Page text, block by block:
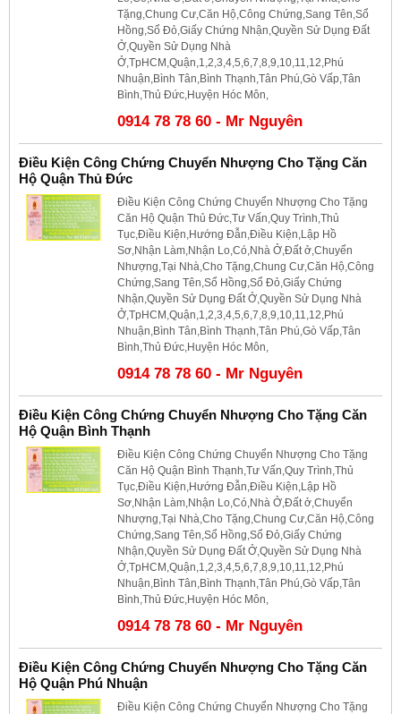
Tặng,Chung Cư,Căn Hộ,Công Chứng,Sang Tên,Sổ
Hồng,Sổ Đỏ,Giấy Chứng Nhận,Quyền Sử Dụng Đất
Ở,Quyền Sử Dụng Nhà
Ở,TpHCM,Quận,1,2,3,4,5,6,7,8,9,10,11,12,Phú
Nhuận,Bình Tân,Bình Thạnh,Tân Phú,Gò Vấp,Tân
Bình,Thủ Đức,Huyện Hóc Môn,
0914 78 78 60 - Mr Nguyên
Điều Kiện Công Chứng Chuyển Nhượng Cho Tặng Căn
Hộ Quận Thủ Đức
Điều Kiện Công Chứng Chuyển Nhượng Cho Tặng
Căn Hộ Quận Thủ Đức,Tư Vấn,Quy Trình,Thủ
Tục,Điều Kiện,Hướng Đẫn,Điều Kiện,Lập Hồ
Sơ,Nhận Làm,Nhận Lo,Có,Nhà Ở,Đất ở,Chuyển
Nhượng,Tại Nhà,Cho Tặng,Chung Cư,Căn Hộ,Công
Chứng,Sang Tên,Sổ Hồng,Sổ Đỏ,Giấy Chứng
Nhận,Quyền Sử Dụng Đất Ở,Quyền Sử Dụng Nhà
Ở,TpHCM,Quận,1,2,3,4,5,6,7,8,9,10,11,12,Phú
Nhuận,Bình Tân,Bình Thạnh,Tân Phú,Gò Vấp,Tân
Bình,Thủ Đức,Huyện Hóc Môn,
0914 78 78 60 - Mr Nguyên
Điều Kiện Công Chứng Chuyển Nhượng Cho Tặng Căn
Hộ Quận Bình Thạnh
Điều Kiện Công Chứng Chuyển Nhượng Cho Tặng
Căn Hộ Quận Bình Thạnh,Tư Vấn,Quy Trình,Thủ
Tục,Điều Kiện,Hướng Đẫn,Điều Kiện,Lập Hồ
Sơ,Nhận Làm,Nhận Lo,Có,Nhà Ở,Đất ở,Chuyển
Nhượng,Tại Nhà,Cho Tặng,Chung Cư,Căn Hộ,Công
Chứng,Sang Tên,Sổ Hồng,Sổ Đỏ,Giấy Chứng
Nhận,Quyền Sử Dụng Đất Ở,Quyền Sử Dụng Nhà
Ở,TpHCM,Quận,1,2,3,4,5,6,7,8,9,10,11,12,Phú
Nhuận,Bình Tân,Bình Thạnh,Tân Phú,Gò Vấp,Tân
Bình,Thủ Đức,Huyện Hóc Môn,
0914 78 78 60 - Mr Nguyên
Điều Kiện Công Chứng Chuyển Nhượng Cho Tặng Căn
Hộ Quận Phú Nhuận
Điều Kiện Công Chứng Chuyển Nhượng Cho Tặng